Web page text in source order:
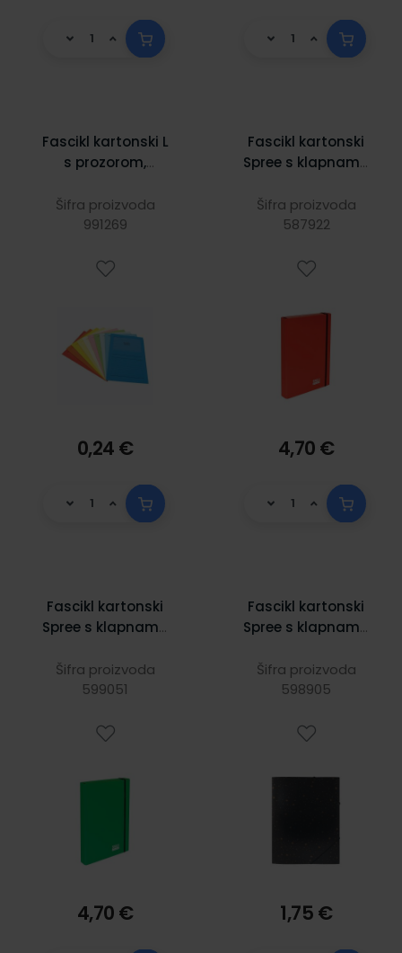
Fascikl kartonski L
s prozorom,
Šifra proizvoda
991269
0,24 €
Fascikl kartonski
Spree s klapnama
230X315X40 mm,
crveni
Šifra proizvoda
587922
4,70 €
Fascikl kartonski
Spree s klapnama
230X315X40 mm,
zeleni
Šifra proizvoda
599051
4,70 €
Fascikl kartonski
Spree s klapnama
235X322 mm;
Gold stars Spree
Šifra proizvoda
598905
1,75 €